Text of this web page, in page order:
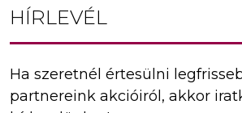
HÍRLEVÉL
Ha szeretnél értesülni
partnereink akcióiról, akkor